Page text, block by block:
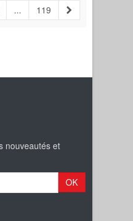
... 119
nouveautés et
OK